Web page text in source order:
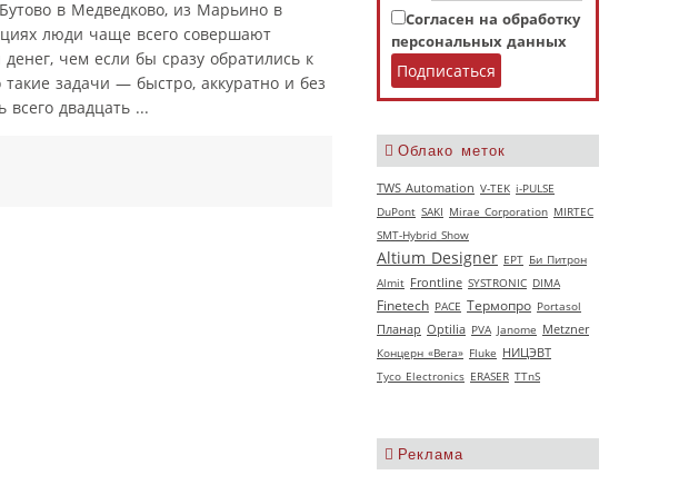
Согласен на обработку
персональных данных
Облако меток
TWS Automation V‑TEK i-PULSE
DuPont SAKI Mirae Corporation MIRTEC
SMT-Hybrid Show
Altium Designer EPT Би Питрон
Almit Frontline SYSTRONIC DIMA
Finetech РАСЕ Термопро Portasol
Планар Optilia PVA Janome Metzner
Концерн «Вега» Fluke НИЦЭВТ
Tyco Electronics ERASER TTnS
Реклама
в Медведково, из Марьино в
люди чаще всего совершают
чем если бы сразу обратились к
задачи — быстро, аккуратно и без
двадцать ...